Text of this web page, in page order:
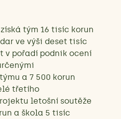
tým 16 tisíc korun
ve výši deset tisíc
v pořadí podnik ocení
a 7 500 korun
třetího
letošní soutěže
a škola 5 tisíc